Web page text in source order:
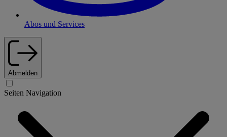
Abos und Services
Abmelden
Seiten Navigation